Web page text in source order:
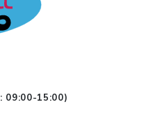
09:00-15:00)